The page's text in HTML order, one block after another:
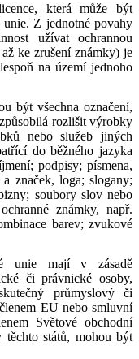
která může být
Z jednotné povahy
užívat ochrannou
ke zrušení známky) je
na území jednoho
být všechna označení,
rozlišit výrobky
nebo služeb jiných
do běžného jazyka
podpisy; písmena,
značek, loga; slogany;
soubory slov nebo
známky, např.
barev; zvukové
unie mají v zásadě
či právnické osoby,
průmyslový či
EU nebo smluvní
Světové obchodní
těchto států, mohou být